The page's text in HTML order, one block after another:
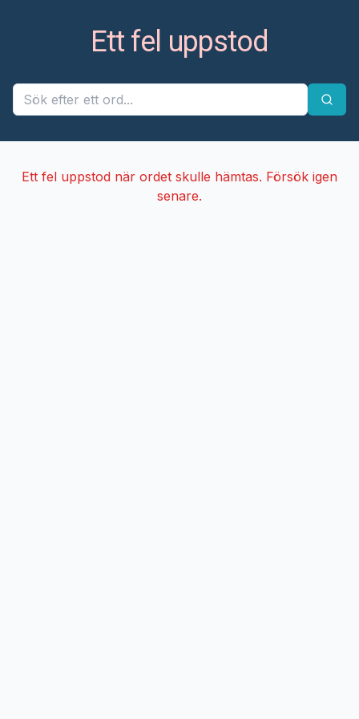
Ett fel uppstod
Ett fel uppstod när ordet skulle hämtas. Försök igen
senare.